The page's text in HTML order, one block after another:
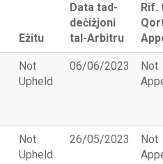
Eżitu
Data tad-
deċiżjoni
tal-Arbitru
Rif.
Not
Upheld
06/06/2023
Not
Not
Upheld
26/05/2023
Not